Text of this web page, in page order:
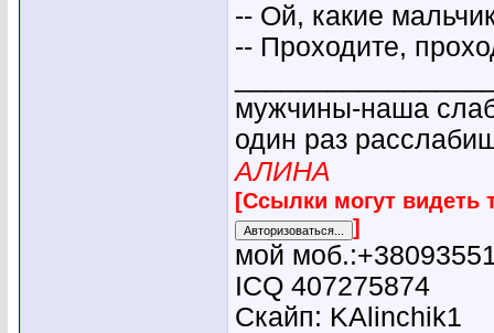
-- Ой, какие
-- Проходите,
мужчины-наша
один раз
АЛИНА
[Ссылки могут видеть
]
мой
ICQ 407275874
Скайп: KAlinchik1